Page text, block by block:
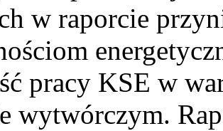
w raporcie
pracy KSE w
wytwórczym.